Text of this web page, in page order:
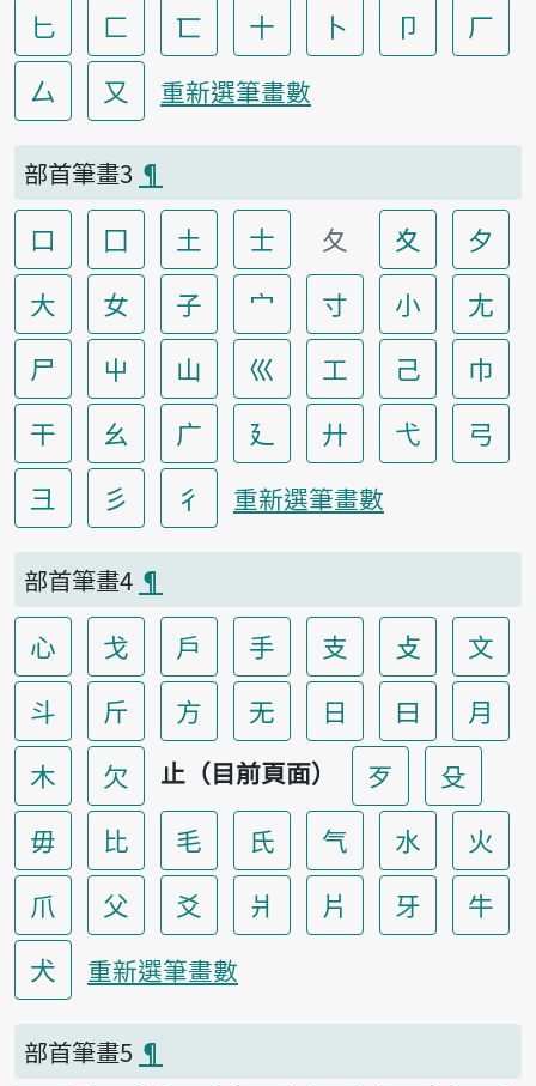
匕 匚 匸 十 卜 卩
厂
厶
又 重新選筆畫數
部首筆畫3 ¶
口 囗 土 士 夂 夊
夕
大
女 子 宀 寸 小
尢
尸
屮 山 巛 工 己
巾
干
幺 广 廴 廾 弋
弓
彐
彡 彳 重新選筆畫數
部首筆畫4 ¶
心 戈 戶 手 支 攴
文
斗
斤 方 无 日 曰
月
木
欠 止（目前頁面） 歹
殳
毋
比 毛 氏 气 水
火
爪
父 爻 爿 片 牙
牛
犬
重新選筆畫數
部首筆畫5 ¶